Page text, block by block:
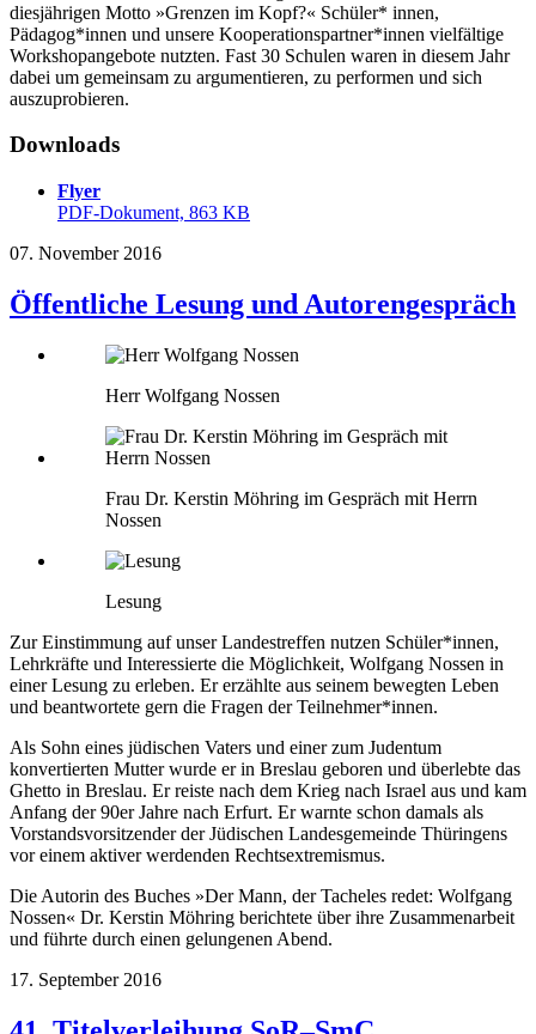
diesjährigen Motto »Grenzen im Kopf?« Schüler* innen,
Pädagog*innen und unsere Kooperationspartner*innen vielfältige
Workshopangebote nutzten. Fast 30 Schulen waren in diesem Jahr
dabei um gemeinsam zu argumentieren, zu performen und sich
auszuprobieren.
Downloads
Flyer
PDF-Dokument, 863 KB
07. November 2016
Öffentliche Lesung und Autorengespräch
Herr Wolfgang Nossen
Frau Dr. Kerstin Möhring im Gespräch mit Herrn
Nossen
Lesung
Zur Einstimmung auf unser Landestreffen nutzen Schüler*innen,
Lehrkräfte und Interessierte die Möglichkeit, Wolfgang Nossen in
einer Lesung zu erleben. Er erzählte aus seinem bewegten Leben
und beantwortete gern die Fragen der Teilnehmer*innen.
Als Sohn eines jüdischen Vaters und einer zum Judentum
konvertierten Mutter wurde er in Breslau geboren und überlebte das
Ghetto in Breslau. Er reiste nach dem Krieg nach Israel aus und kam
Anfang der 90er Jahre nach Erfurt. Er warnte schon damals als
Vorstandsvorsitzender der Jüdischen Landesgemeinde Thüringens
vor einem aktiver werdenden Rechtsextremismus.
Die Autorin des Buches »Der Mann, der Tacheles redet: Wolfgang
Nossen« Dr. Kerstin Möhring berichtete über ihre Zusammenarbeit
und führte durch einen gelungenen Abend.
17. September 2016